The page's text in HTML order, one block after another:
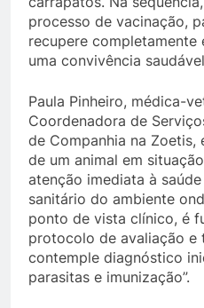
processo de vacinação,
recupere completamente
uma convivência
Paula Pinheiro, médica-
Coordenadora de
de Companhia na Zoetis,
de um animal em
atenção imediata à
sanitário do ambiente
ponto de vista clínico, é
protocolo de avaliação e
contemple diagnóstico
parasitas e imunização”.